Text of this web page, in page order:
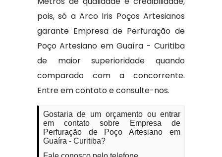
pois, só a Arco Iris Poços Artesianos
garante Empresa de Perfuração de
Poço Artesiano em Guaíra - Curitiba
de maior superioridade quando
comparado com a concorrente.
Entre em contato e consulte-nos.
Gostaria de um orçamento ou entrar
em contato sobre Empresa de
Perfuração de Poço Artesiano em
Guaíra - Curitiba?